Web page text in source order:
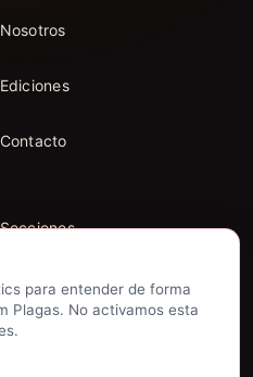
para entender de forma
Plagas. No activamos esta
Nosotros
Ediciones
Contacto
Secciones
Buscar en el archivo